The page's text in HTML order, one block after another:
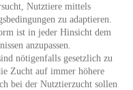
Nutztiere mittels
zu adaptieren.
ist in jeder Hinsicht dem
anzupassen.
nötigenfalls gesetzlich zu
Zucht auf immer höhere
bei der Nutztierzucht sollen